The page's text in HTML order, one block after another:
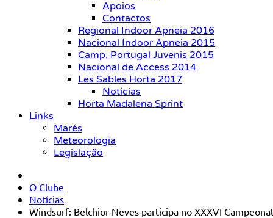
Apoios
Contactos
Regional Indoor Apneia 2016
Nacional Indoor Apneia 2015
Camp. Portugal Juvenis 2015
Nacional de Access 2014
Les Sables Horta 2017
Notícias
Horta Madalena Sprint
Links
Marés
Meteorologia
Legislação
O Clube
Notícias
Windsurf: Belchior Neves participa no XXXVI